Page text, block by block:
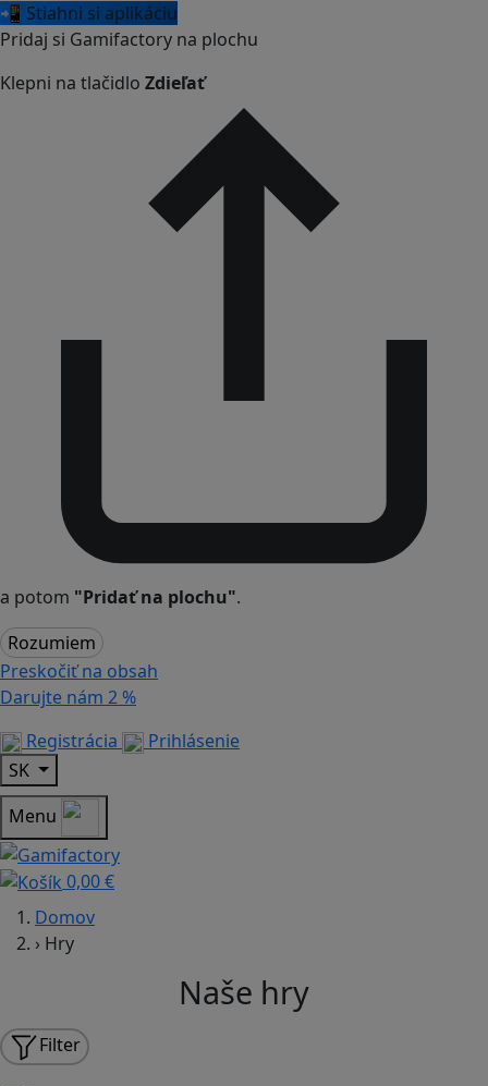
📲 Stiahni si aplikáciu
Pridaj si Gamifactory na plochu
Klepni na tlačidlo Zdieľať
a potom "Pridať na plochu".
Rozumiem
Preskočiť na obsah
Darujte nám 2 %
Registrácia
Prihlásenie
SK
Menu
0,00 €
Domov
› Hry
Naše hry
Filter